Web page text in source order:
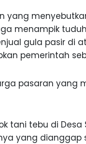
yang
menampik
gula pasir di
pemerintah
pasaran yang
tani tebu di Desa
yang dianggap